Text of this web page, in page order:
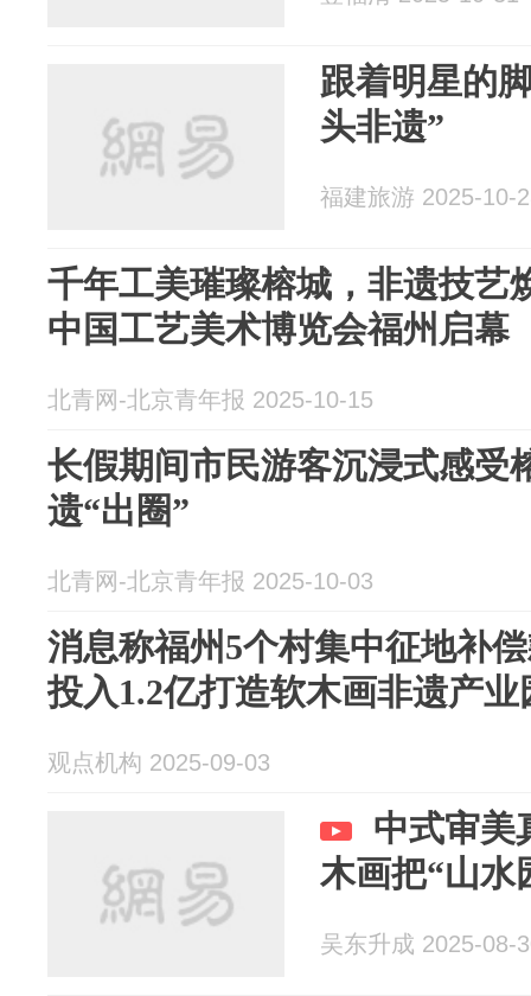
跟着明星的
头非遗”
福建旅游 2025-10-
千年工美璀璨榕城，非遗技
中国工艺美术博览会福州启幕
北青网-北京青年报 2025-10-15
长假期间市民游客沉浸式感受
遗“出圈”
北青网-北京青年报 2025-10-03
消息称福州5个村集中征地补
投入1.2亿打造软木画非遗产业
观点机构 2025-09-03
中式审美
木画把“山水
吴东升成 2025-08-